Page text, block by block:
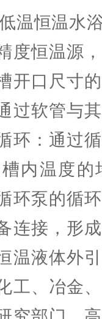
温恒温水
度恒温源
开口尺寸
过软管与
环：通过
内温度
环泵的循
连接，形
温液体外
工、冶金